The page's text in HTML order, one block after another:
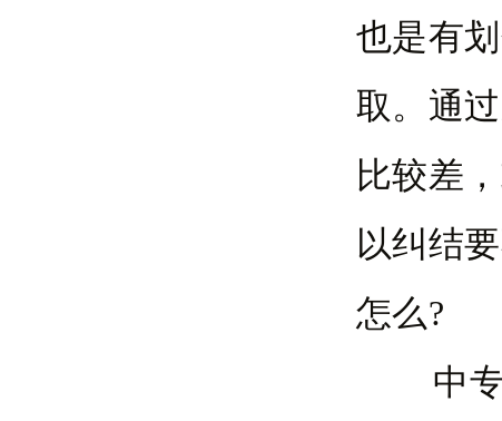
也是有
取。通
比较差
以纠结
怎么?
中专